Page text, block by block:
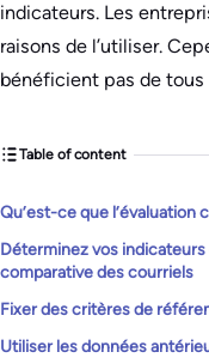
indicateurs. Les
raisons de l’utiliser.
bénéficient pas de tous
Table of content
Qu’est-ce que l’évaluation
Déterminez vos indicateurs
comparative des courriels
Fixer des critères de
Utiliser les données